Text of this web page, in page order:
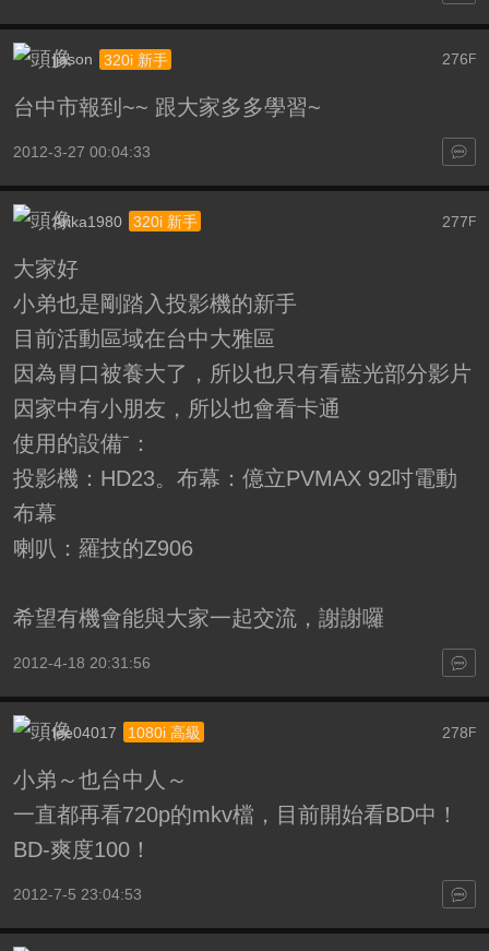
276 F
jjason 320i 新手
台中市報到~~ 跟大家多多學習~
2012-3-27 00:04:33
277F
Arika1980 320i 新手
大家好
小弟也是剛踏入投影機的新手
目前活動區域在台中大雅區
因為胃口被養大了，所以也只有看藍光部分影片
因家中有小朋友，所以也會看卡通
使用的設備ˉ：
投影機：HD23。布幕：億立PVMAX 92吋電動
布幕
喇叭：羅技的Z906
希望有機會能與大家一起交流，謝謝囉
2012-4-18 20:31:56
278F
lee04017 1080i 高級
小弟～也台中人～
一直都再看720p的mkv檔，目前開始看BD中！
BD-爽度100！
2012-7-5 23:04:53